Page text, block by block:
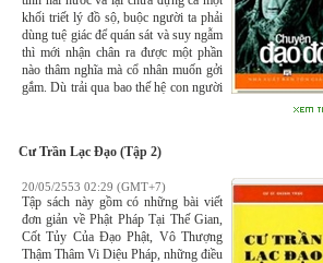
khối triết lý đồ sộ, buộc người ta phải
dùng tuệ giác để quán sát và suy ngẫm
thì mới nhận chân ra được một phần
nào thâm nghĩa mà cổ nhân muốn gởi
gắm. Dù trải qua bao thế hệ con người
Cư Trần Lạc Ðạo (Tập 2)
20/05/2553 02:29 (GMT+7)
Tập sách này gồm có những bài viết
đơn giản về Phật Pháp Tại Thế Gian,
Cốt Tủy Của Ðạo Phật, Vô Thượng
Thậm Thâm Vi Diệu Pháp, những điều